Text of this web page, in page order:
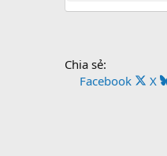
Chia sẻ:
Facebook
X